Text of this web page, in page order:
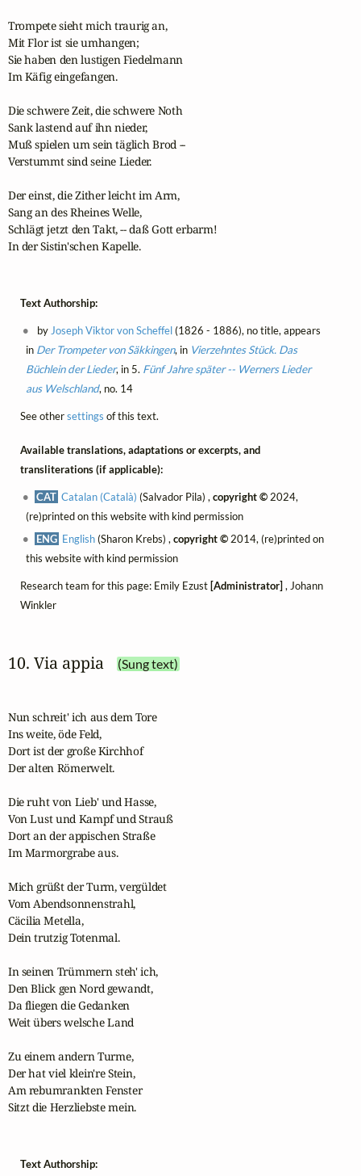
Trompete sieht mich traurig an,
Mit Flor ist sie umhangen;
Sie haben den lustigen Fiedelmann
Im Käfig eingefangen.
Die schwere Zeit, die schwere Noth
Sank lastend auf ihn nieder,
Muß spielen um sein täglich Brod --
Verstummt sind seine Lieder.
Der einst, die Zither leicht im Arm,
Sang an des Rheines Welle,
Schlägt jetzt den Takt, -- daß Gott erbarm!
In der Sistin'schen Kapelle.
Text Authorship:
by Joseph Viktor von Scheffel(1826 - 1886), no title, appears
in Der Trompeter von Säkkingen, in Vierzehntes Stück. Das
Büchlein der Lieder, in 5. Fünf Jahre später -- Werners Lieder
aus Welschland, no. 14
See othersettings of this text.
Available translations, adaptations or excerpts, and
transliterations (if applicable):
CAT Catalan (Català) (Salvador Pila) ,copyright © 2024,
(re)printed on this website with kind permission
ENG English(Sharon Krebs) ,copyright © 2014, (re)printed on
this website with kind permission
Research team for this page: Emily Ezust [Administrator] , Johann
Winkler
10. Via appia (Sung text)
Nun schreit' ich aus dem Tore
Ins weite, öde Feld,
Dort ist der große Kirchhof
Der alten Römerwelt.
Die ruht von Lieb' und Hasse,
Von Lust und Kampf und Strauß
Dort an der appischen Straße
Im Marmorgrabe aus.
Mich grüßt der Turm, vergüldet
Vom Abendsonnenstrahl,
Cäcilia Metella,
Dein trutzig Totenmal.
In seinen Trümmern steh' ich,
Den Blick gen Nord gewandt,
Da fliegen die Gedanken
Weit übers welsche Land
Zu einem andern Turme,
Der hat viel klein're Stein,
Am rebumrankten Fenster
Sitzt die Herzliebste mein.
Text Authorship: